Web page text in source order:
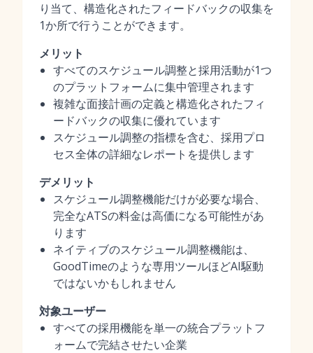
り当て、構造化されたフィードバックの収集を
1か所で行うことができます。
メリット
すべてのスケジュール調整と採用活動が1つ
のプラットフォームに集中管理されます
複雑な面接計画の定義と構造化されたフィ
ードバックの収集に優れています
スケジュール調整の指標を含む、採用プロ
セス全体の詳細なレポートを提供します
デメリット
スケジュール調整機能だけが必要な場合、
完全なATSの料金は高価になる可能性があ
ります
ネイティブのスケジュール調整機能は、
GoodTimeのような専用ツールほどAI駆動
ではないかもしれません
対象ユーザー
すべての採用機能を単一の統合プラットフ
ォームで完結させたい企業